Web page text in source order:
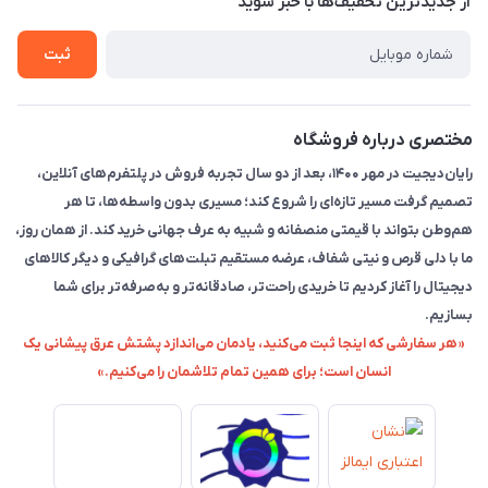
راهنما
ثبت
مختصری درباره فروشگاه
رایان‌دیجیت در مهر ۱۴۰۰، بعد از دو سال تجربه فروش در پلتفرم‌های آنلاین،
تصمیم گرفت مسیر تازه‌ای را شروع کند؛ مسیری بدون واسطه‌ها، تا هر
هم‌وطن بتواند با قیمتی منصفانه و شبیه به عرف جهانی خرید کند. از همان روز،
ما با دلی قرص و نیتی شفاف، عرضه مستقیم تبلت‌های گرافیکی و دیگر کالاهای
دیجیتال را آغاز کردیم تا خریدی راحت‌تر، صادقانه‌تر و به‌صرفه‌تر برای شما
بسازیم.
«هر سفارشی که اینجا ثبت می‌کنید، یادمان می‌اندازد پشتش عرق پیشانی یک
انسان است؛ برای همین تمام تلاشمان را می‌کنیم.»